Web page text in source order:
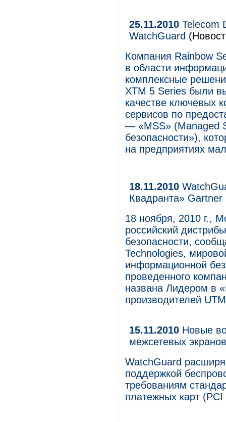
25.11.2010 Telecom
WatchGuard
Компания Rainbow
в области
комплексные
XTM 5 Series были
качестве ключевых
сервисов по
— «MSS» (Managed
безопасности»),
на предприятиях
18.11.2010
Квадранта» Gartner
18 ноября, 2010 г.,
российский
безопасности,
Technologies,
информационной
проведенного
названа Лидером в
производителей
15.11.2010 Новые
межсетевых
WatchGuard
поддержкой
требованиям
платежных карт (PCI